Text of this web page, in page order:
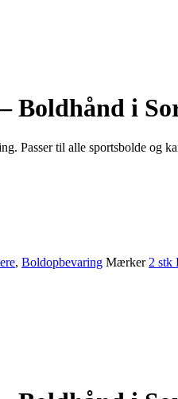
Boldhånd i
Passer til alle sportsbolde og
, Boldopbevaring Mærker 2 stk